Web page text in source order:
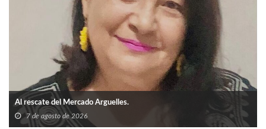
Al rescate del Mercado Arguelles.
7 de agosto de 2026